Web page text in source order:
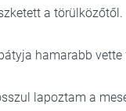
a törülközőtől.
hamarabb
lapoztam a